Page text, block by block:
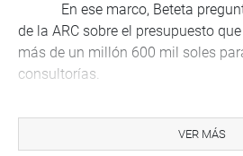
En ese marco, Beteta
de la ARC sobre el presupuesto
más de un millón 600 mil soles
consultorías.
monto se destinará para el pago
VER MÁS